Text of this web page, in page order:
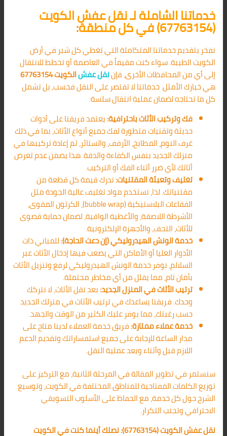
خدماتنا الشاملة لـ نقل عفش الكويت
(67763154) في كل منطقة:
نفخر بتقديم خدماتنا المتكاملة التي تغطي كل شبر في أرض
الكويت الطيبة. سواء كنت مقيماً في العاصمة أو تخطط للانتقال
إلى أي من المحافظات الأخرى، فإننقل عفشالكويت 67763154
هي خيارك الأمثل. خدماتنا لا تقتصر على النقل فحسب، بل تشمل
كل ما تحتاجه لضمان عملية انتقال سلسة:
فك وتركيب الأثاث باحترافية:يعتمد فريقنا على أدوات
حديثة وتقنيات متطورة لفك جميع أنواع الأثاث، بما في ذلك
غرف النوم، المطابخ، الأرفف، والستائر، ثم إعادة تركيبها في
منزلك الجديد بنفس الكفاءة والدقة. هذا يضمن عدم تعرض
أثاثك لأي ضرر أثناء الفك أو التركيب.
تغليف وتعبئة المقتنيات:ندرك قيمة كل قطعة من
مقتنياتك. لذا، نستخدم مواد تغليف عالية الجودة مثل
الفقاعات البلاستيكية (bubble wrap)، الكرتون المقوى،
الأشرطة اللاصقة، والأغطية الواقية، لضمان حماية قصوى
للأثاث، التحف، والأجهزة الإلكترونية.
خدمة الونش الهيدروليكي (إن دعت الحاجة):للمباني ذات
الأدوار العليا أو الأماكن التي يصعب فيها إدخال الأثاث عبر
السلالم، نوفر خدمة الونش الهيدروليكي لرفع وتنزيل الأثاث
بأمان تام، مما يقلل من أي مخاطر محتملة.
ترتيب الأثاث في المنزل الجديد:بعد نقل الأثاث، لا نتركك
وحدك. فريقنا يساعدك في ترتيب الأثاث في منزلك الجديد
حسب رغبتك، مما يوفر عليك الكثير من الوقت والجهد.
خدمة عملاء ممتازة:فريق خدمة العملاء لدينا متاح على
مدار الساعة للإجابة على جميع استفساراتك وتقديم الدعم
اللازم قبل وأثناء وبعد عملية النقل.
سنستمر في تطوير المقالة في المرحلة الثانية، مع التركيز على
توزيع الكلمات المفتاحية للمناطق المختلفة في الكويت، وتوسيع
الشرح حول كل خدمة، مع الحفاظ على الأسلوب التسويقي
الاحترافي وتجنب التكرار.
نقل عفش الكويت (67763154): نصلك أينما كنت في الكويت